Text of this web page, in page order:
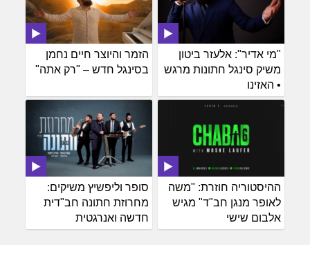
הזמר והיוצר חיים נחמן
בסינגל חדש – "רק אתה"
"מי אדיר": אלעזר ביטון
משיק סינגל חתונות מרגש
• האזינו
סופר וליפשיץ משיקים:
מחרוזת חתונה חב"דית
חדשה ואנרגטית
ההיסטוריה חוזרת: "משה
לאופר מנגן חב"ד" מגיש
אלבום שישי